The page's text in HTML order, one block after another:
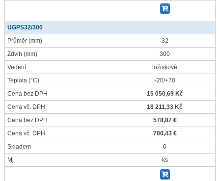
UGPS32/300
Průměr (mm)
32
Zdvih (mm)
300
Vedení
ložiskové
Teplota (°C)
-20/+70
Cena bez DPH
15 050,69 Kč
Cena vč. DPH
18 211,33 Kč
Cena bez DPH
578,87 €
Cena vč. DPH
700,43 €
Skladem
0
Mj
ks